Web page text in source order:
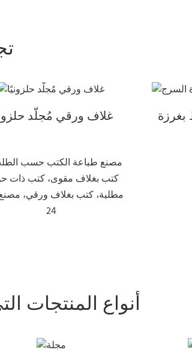
غلاف ورقي مُجلّد
أنواع المنتجات